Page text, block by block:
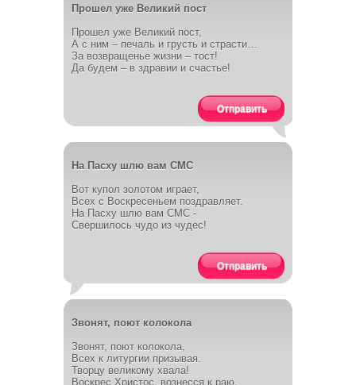
Прошел уже Великий пост
Прошел уже Великий пост,
А с ним – печаль и грусть и страсти…
За возвращенье жизни – тост!
Да будем – в здравии и счастье!
Отправить
На Пасху шлю вам СМС
Вот купол золотом играет,
Всех с Воскресеньем поздравляет.
На Пасху шлю вам СМС -
Свершилось чудо из чудес!
Отправить
Звонят, поют колокола
Звонят, поют колокола,
Всех к литургии призывая.
Творцу великому хвала!
Воскрес Христос, вознесся к раю.